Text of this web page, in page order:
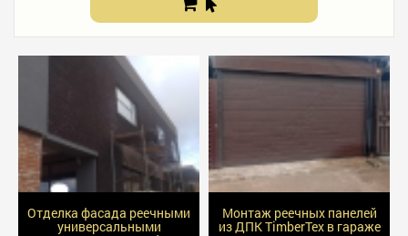
Отделка фасада реечными
универсальными
Монтаж реечных панелей
из ДПК TimberTex в гараже